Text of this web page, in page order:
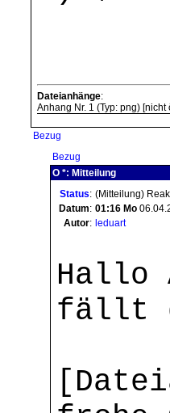
Dateianhänge:
Anhang Nr. 1 (Typ: png) [nicht
Bezug
Bezug
O *: Mitteilung
Status: (Mitteilung)
Datum: 01:16 Mo
Autor: leduart
Hallo
fällt